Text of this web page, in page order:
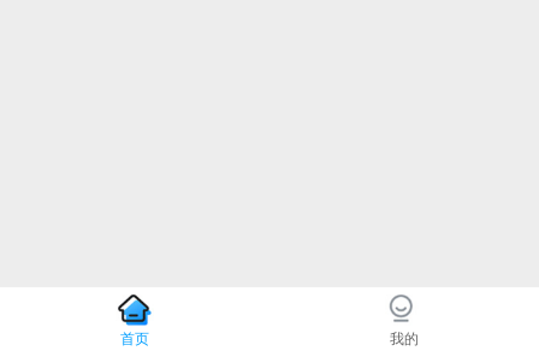
首页 我的